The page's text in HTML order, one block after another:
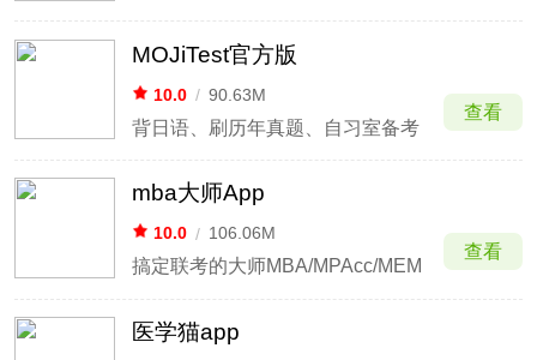
MOJiTest官方版
10.0 / 90.63M
背日语、刷历年真题、自习室备考
查看
mba大师App
10.0 / 106.06M
搞定联考的大师MBA/MPAcc/MEM
查看
医学猫app